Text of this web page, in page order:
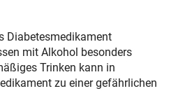
Diabetesmedikament
mit Alkohol besonders
Trinken kann in
zu einer gefährlichen